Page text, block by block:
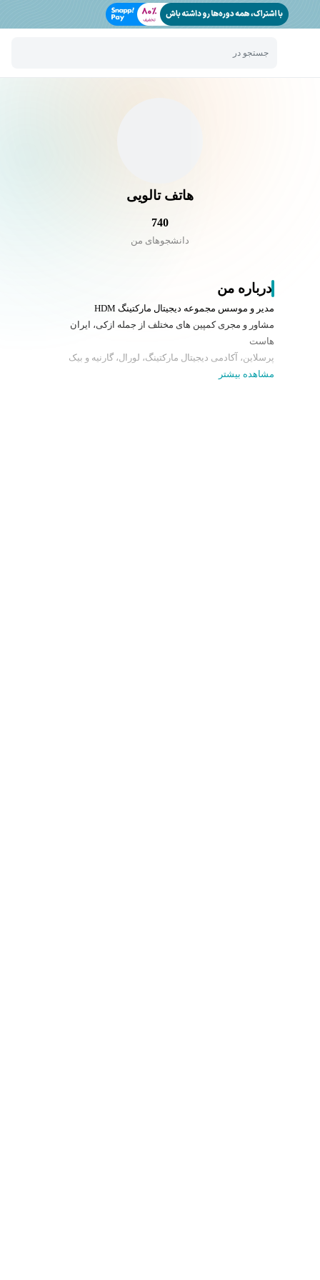
جستجو در
هاتف تالویی
740
دانشجو‌های من
درباره من
مدیر و موسس مجموعه دیجیتال مارکتینگ HDM
مشاور و مجری کمپین های مختلف از جمله ازکی، ایران
هاست
پرسلاین، آکادمی دیجیتال مارکتینگ، لورال، گارنیه و بیک
مشاهده بیشتر